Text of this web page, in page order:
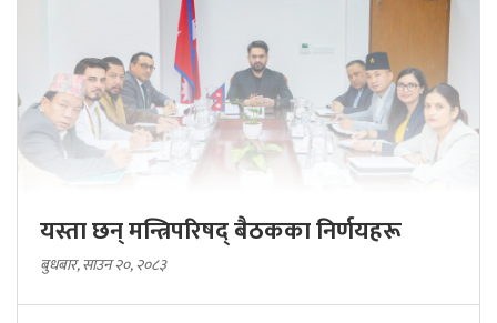
यस्ता छन् मन्त्रिपरिषद् बैठकका निर्णयहरू
बुधबार, साउन २०, २०८३